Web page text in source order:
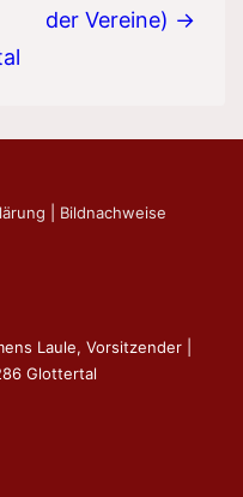
der Vereine) →
Bildnachweise
Laule, Vorsitzender |
Glottertal